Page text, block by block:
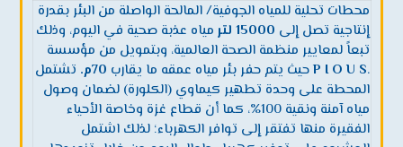
محطات تحلية للمياه الجوفية/ المالحة الواصلة من البئر بقدرة
إنتاجية تصل إلى 15000 لتر
مياه عذبة صحية في اليوم، وذلك
تبعاً لمعايير منظمة الصحة العالمية، وبتمويل من مؤسسة
.
P I O U Sحيث يتم حفر بئر مياه عمقه ما يقارب 70م.
تشتمل
المحطة على وحدة تطهير كيماوي (الكلورة) لضمان وصول
مياه آمنة ونقية 100%، كما أن قطاع غزة وخاصة الأحياء
الفقيرة منها تفتقر إلى توافر الكهرباء؛ لذلك اشتمل